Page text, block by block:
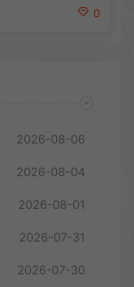
0
2026-08-06
2026-08-04
2026-08-01
2026-07-31
2026-07-30